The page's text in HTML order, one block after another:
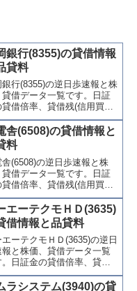
銀行(8355)の貸借情報
貸料
銀行(8355)の逆日歩速報と株
貸借データ一覧です。日証
貸借倍率、貸借残(信用買
信用売残)、品貸料(逆日
東証の週末残高、規制(注意
・申込停止)など、空売り関
を集計し、図解でわかり
くまとめて掲載していま
舎(6508)の貸借情報と
料
舎(6508)の逆日歩速報と株
貸借データ一覧です。日証
貸借倍率、貸借残(信用買
信用売残)、品貸料(逆日
東証の週末残高、規制(注意
・申込停止)など、空売り関
を集計し、図解でわかり
くまとめて掲載していま
エーテクモＨＤ(3635)
借情報と品貸料
エーテクモＨＤ(3635)の逆日
報と株価、貸借データ一覧
。日証金の貸借倍率、貸借
用買残、信用売残)、品貸料
歩)、東証の週末残高、規制
ラシステム(3940)の貸